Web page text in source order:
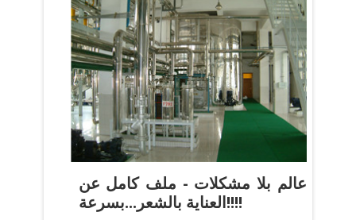
عالم بلا مشكلات - ملف كامل عن
العناية بالشعر...بسرعة!!!!